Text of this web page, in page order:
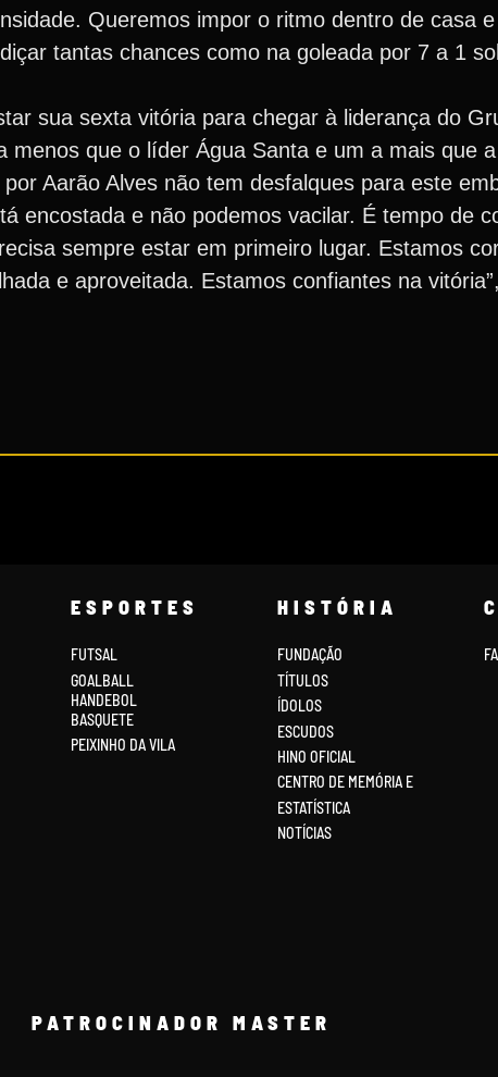
Queremos impor o ritmo dentro de casa
tantas chances como na goleada por 7 a 1
sua sexta vitória para chegar à liderança do
que o líder Água Santa e um a mais que a
Aarão Alves não tem desfalques para este
encostada e não podemos vacilar. É tempo de
sempre estar em primeiro lugar. Estamos
e aproveitada. Estamos confiantes na vitória”,
ESPORTES
FUTSAL
GOALBALL
HANDEBOL
BASQUETE
PEIXINHO DA VILA
HISTÓRIA
FUNDAÇÃO
TÍTULOS
ÍDOLOS
ESCUDOS
HINO OFICIAL
CENTRO DE MEMÓRIA E
ESTATÍSTICA
NOTÍCIAS
PATROCINADOR MASTER